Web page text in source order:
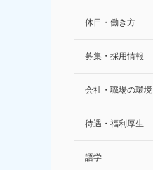
休日・働き方
募集・採用情報
会社・職場の環境
待遇・福利厚生
語学